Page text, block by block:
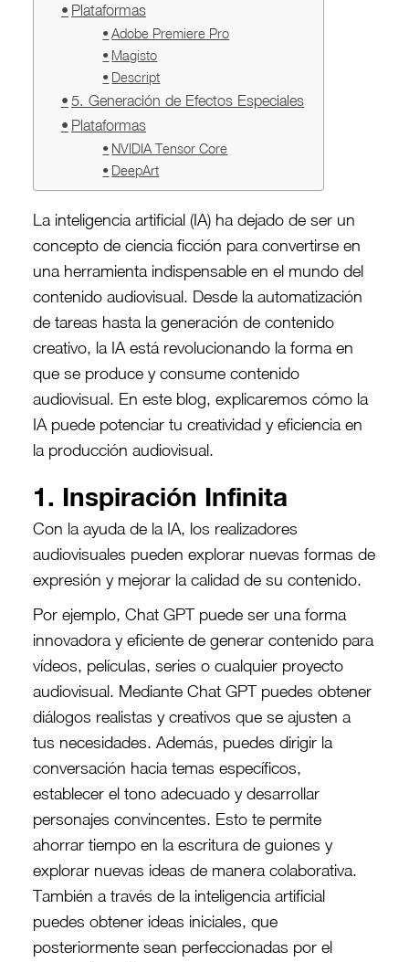
Plataformas
Adobe Premiere Pro
Magisto
Descript
5. Generación de Efectos Especiales
Plataformas
NVIDIA Tensor Core
DeepArt
La inteligencia artificial (IA) ha dejado de ser un
concepto de ciencia ficción para convertirse en
una herramienta indispensable en el mundo del
contenido audiovisual. Desde la automatización
de tareas hasta la generación de contenido
creativo, la IA está revolucionando la forma en
que se produce y consume contenido
audiovisual. En este blog, explicaremos cómo la
IA puede potenciar tu creatividad y eficiencia en
la producción audiovisual.
1. Inspiración Infinita
Con la ayuda de la IA, los realizadores
audiovisuales pueden explorar nuevas formas de
expresión y mejorar la calidad de su contenido.
Por ejemplo, Chat GPT puede ser una forma
innovadora y eficiente de generar contenido para
vídeos, películas, series o cualquier proyecto
audiovisual. Mediante Chat GPT puedes obtener
diálogos realistas y creativos que se ajusten a
tus necesidades. Además, puedes dirigir la
conversación hacia temas específicos,
establecer el tono adecuado y desarrollar
personajes convincentes. Esto te permite
ahorrar tiempo en la escritura de guiones y
explorar nuevas ideas de manera colaborativa.
También a través de la inteligencia artificial
puedes obtener ideas iniciales, que
posteriormente sean perfeccionadas por el